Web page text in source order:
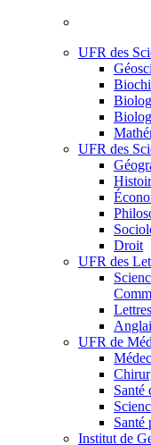
UFR des
UFR des
Droit
UFR des
UFR de
Santé
Santé
Institut de